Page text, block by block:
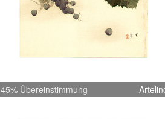
45% Übereinstimmung